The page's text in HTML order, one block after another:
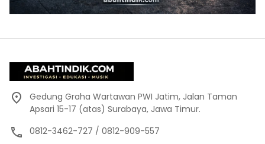
Gedung Graha Wartawan PWI Jatim, Jalan Taman
Apsari 15-17 (atas) Surabaya, Jawa Timur.
0812-3462-727 / 0812-909-557